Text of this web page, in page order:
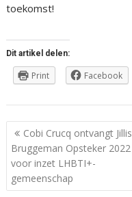
toekomst!
Dit artikel delen:
Print Facebook
Berichtnavigatie
Cobi Crucq ontvangt Jillis
Bruggeman Opsteker 2022
voor inzet LHBTI+-
gemeenschap